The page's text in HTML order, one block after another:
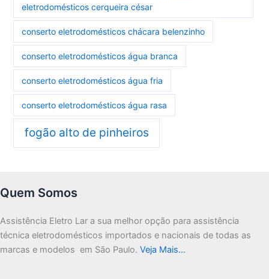
eletrodomésticos cerqueira césar
conserto eletrodomésticos chácara belenzinho
conserto eletrodomésticos água branca
conserto eletrodomésticos água fria
conserto eletrodomésticos água rasa
fogão alto de pinheiros
Quem Somos
Assistência Eletro Lar a sua melhor opção para assistência
técnica eletrodomésticos importados e nacionais de todas as
marcas e modelos em São Paulo. Veja Mais…